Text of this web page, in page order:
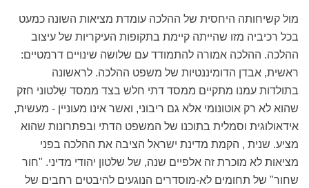
מול קשיחותה היחסית של ההלכה עומדת מציאות השונה כמעט
בכל רכיביה מזו שהייתה קיימת בתקופות העיקריות של עיצוב
ההלכה. ההלכה אמורה להתמודד עם שלושה שינויים דרמטיים:
ראשית, אבדן הדומיננטיות של משפט ההלכה. לראשונה
בתולדות עמנו מתקיים ממסד דתי חלש בצד ממסד שִלטוני חזק
שהוא לא רק אוטונומי אלא גם ריבוני, ואשר אינו מעוניין - מעשית,
אידאולוגית וסמלית בתוכנו של המשפט הדתי ובפתרונות שהוא
מציע. שנית , הקמת מדינת ישראל הציבה את ההלכה בפני
מציאות לא מוכרת זה אלפיים שנה, של שלטון יהודי מדיני. "חור
שחור" של תחומים לא-מוסדרים הנוגעים להיבטים רחבים של